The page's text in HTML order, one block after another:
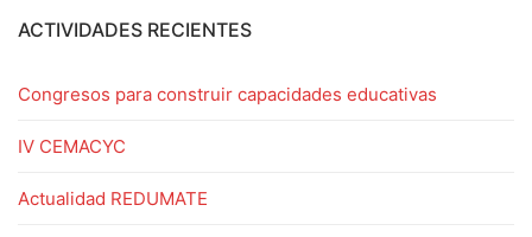
ACTIVIDADES RECIENTES
Congresos para construir capacidades educativas
IV CEMACYC
Actualidad REDUMATE